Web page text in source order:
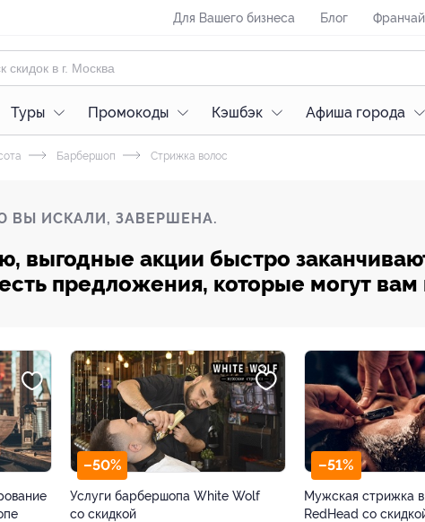
Для Вашего бизнеса Блог
Туры Промокоды Кэшбэк Афиша города
Барбершоп Стрижка волос
ВЫ ИСКАЛИ, ЗАВЕРШЕНА.
выгодные акции быстро
предложения, которые могут вам
–50%
Услуги барбершопа White Wolf
со скидкой
–51%
Мужская стрижка
RedHead со